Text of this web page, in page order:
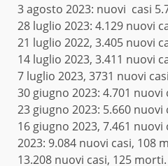
3 agosto 2023: nuovi casi
28 luglio 2023: 4.129 nuovi
21 luglio 2022, 3.405 nuovi
14 luglio 2023, 3.411 nuovi
7 luglio 2023, 3731 nuovi
30 giugno 2023: 4.701 nuovi
23 giugno 2023: 5.660 nuovi
16 giugno 2023, 7.461 nuovi
2023: 9.084 nuovi casi, 108
13.208 nuovi casi, 125 morti.